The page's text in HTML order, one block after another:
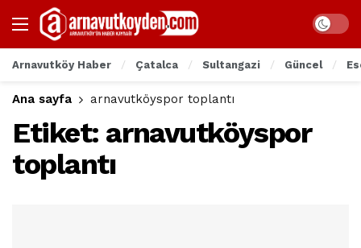
Arnavutköy Haber Çatalca Sultangazi Güncel
Ana sayfa arnavutköyspor toplantı
Etiket: arnavutköyspor
toplantı